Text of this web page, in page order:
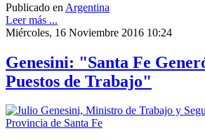
Publicado en Argentina
Leer más ...
Miércoles, 16 Noviembre 2016 10:24
Genesini: "Santa Fe
Puestos de Trabajo"